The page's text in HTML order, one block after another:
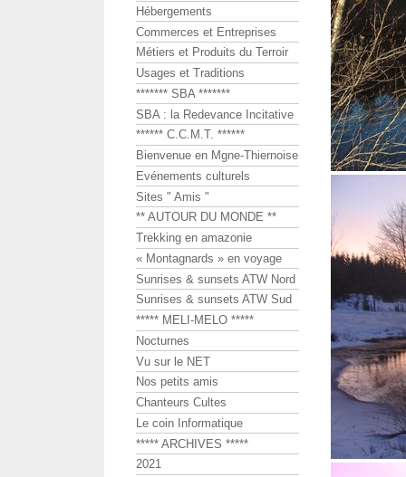
Hébergements
Commerces et Entreprises
Métiers et Produits du Terroir
Usages et Traditions
******* SBA *******
SBA : la Redevance Incitative
****** C.C.M.T. ******
Bienvenue en Mgne-Thiernoise
Evénements culturels
Sites " Amis "
** AUTOUR DU MONDE **
Trekking en amazonie
« Montagnards » en voyage
Sunrises & sunsets ATW Nord
Sunrises & sunsets ATW Sud
***** MELI-MELO *****
Nocturnes
Vu sur le NET
Nos petits amis
Chanteurs Cultes
Le coin Informatique
***** ARCHIVES *****
2021